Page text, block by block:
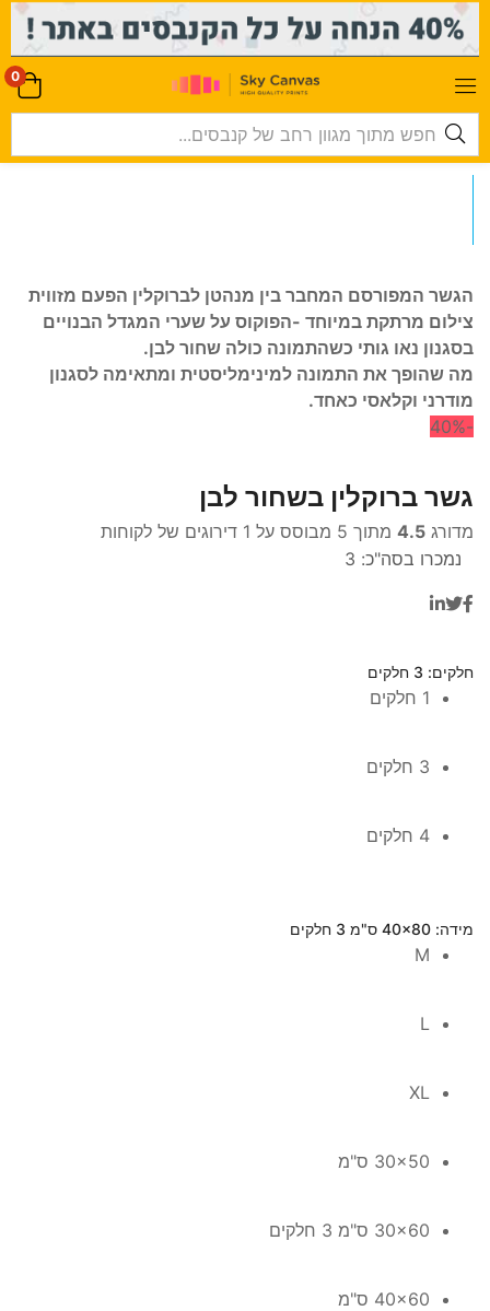
-->
0
גשר ברוקלין בשחור לבן
-40%
מדורג 4.5 מתוך 5 מבוסס על 1 דירוגים של לקוחות
נמכרו בסה"כ: 3
הגשר המפורסם המחבר בין מנהטן לברוקלין הפעם מזווית
צילום מרתקת במיוחד -הפוקוס על שערי המגדל הבנויים
בסגנון נאו גותי כשהתמונה כולה שחור לבן.
מה שהופך את התמונה למינימליסטית ומתאימה לסגנון
מודרני וקלאסי כאחד.
חלקים: 3 חלקים
1 חלקים
3 חלקים
4 חלקים
מידה: 40x80 ס"מ 3 חלקים
M
L
XL
30x50 ס"מ
30x60 ס"מ 3 חלקים
40x60 ס"מ